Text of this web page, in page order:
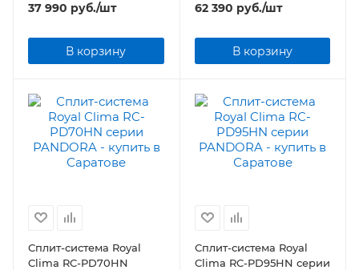
37 990 руб./шт
В корзину
62 390 руб./шт
В корзину
Сплит-система Royal
Clima RC-PD70HN
Сплит-система Royal
Clima RC-PD95HN серии